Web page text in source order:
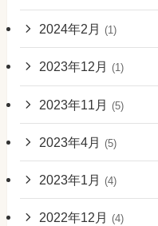
2024年2月 (1)
2023年12月 (1)
2023年11月 (5)
2023年4月 (5)
2023年1月 (4)
2022年12月 (4)